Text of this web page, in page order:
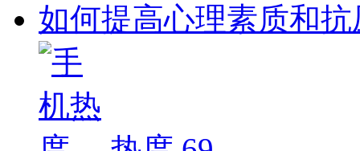
如何提高心理素质和